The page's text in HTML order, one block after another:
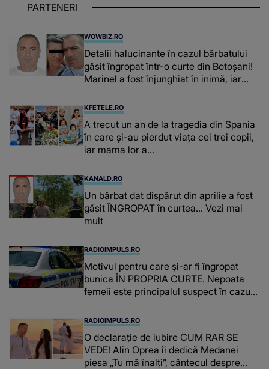
PARTENERI
WOWBIZ.RO
Detalii halucinante în cazul bărbatului
găsit îngropat într-o curte din Botoșani!
Marinel a fost înjunghiat în inimă, iar
suspecți
KFETELE.RO
A trecut un an de la tragedia din Spania
în care și-au pierdut viața cei trei copii,
iar mama lor a…
KANALD.RO
Un bărbat dat dispărut din aprilie a fost
găsit ÎNGROPAT în curtea... Vezi mai
mult
RADIOIMPULS.RO
Motivul pentru care și-ar fi îngropat
bunica ÎN PROPRIA CURTE. Nepoata
femeii este principalul suspect în cazul
DE ANCHETATORI a șocat localnicii
RADIOIMPULS.RO
O declarație de iubire CUM RAR SE
VEDE! Alin Oprea îi dedică Medanei
piesa „Tu mă înalți”, cântecul despre